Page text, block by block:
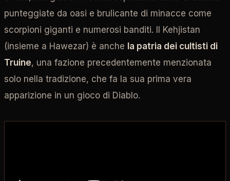
punteggiate da oasi e brulicante di minacce come
scorpioni giganti e numerosi banditi. Il Kehjistan
(insieme a Hawezar) è anche la patria dei cultisti di
Truine, una fazione precedentemente menzionata
solo nella tradizione, che fa la sua prima vera
apparizione in un gioco di Diablo.